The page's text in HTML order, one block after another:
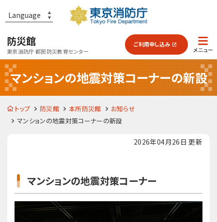
防災館
東京消防庁 都民防災教育センター
防災館とは？
各施設のご案内
よくあるご質問
ご利用申し込み
マンションの地震対策コーナーの新設
トップ 防災館 本所防災館
お知らせ
マンションの地震対策コーナーの新設
2026年04月26日 更新
マンションの地震対策コーナー